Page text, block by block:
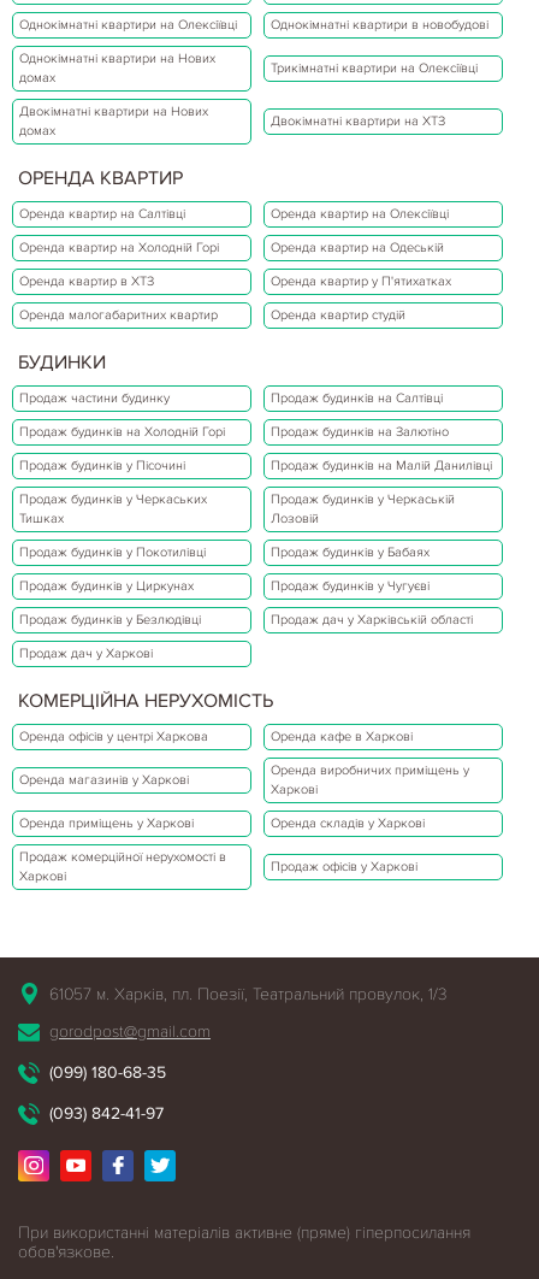
Однокімнатні квартири на Олексіївці Однокімнатні квартири в новобудові
Однокімнатні квартири на Нових
домах
Трикімнатні квартири на Олексіївці
Двокімнатні квартири на Нових
домах
Двокімнатні квартири на ХТЗ
ОРЕНДА КВАРТИР
Оренда квартир на Салтівці Оренда квартир на Олексіївці
Оренда квартир на Холодній Горі Оренда квартир на Одеській
Оренда квартир в ХТЗ Оренда квартир у П'ятихатках
Оренда малогабаритних квартир Оренда квартир студій
БУДИНКИ
Продаж частини будинку Продаж будинків на Салтівці
Продаж будинків на Холодній Горі Продаж будинків на Залютіно
Продаж будинків у Пісочині Продаж будинків на Малій Данилівці
Продаж будинків у Черкаських
Тишках
Продаж будинків у Черкаській
Лозовій
Продаж будинків у Покотилівці Продаж будинків у Бабаях
Продаж будинків у Циркунах Продаж будинків у Чугуєві
Продаж будинків у Безлюдівці Продаж дач у Харківській області
Продаж дач у Харкові
КОМЕРЦІЙНА НЕРУХОМІСТЬ
Оренда офісів у центрі Харкова Оренда кафе в Харкові
Оренда магазинів у Харкові
Оренда виробничих приміщень у
Харкові
Оренда приміщень у Харкові Оренда складів у Харкові
Продаж комерційної нерухомості в
Харкові
Продаж офісів у Харкові
61057 м. Харків, пл. Поезії, Театральний провулок, 1/3
gorodpost@gmail.com
(099) 180-68-35
(093) 842-41-97
При використанні матеріалів активне (пряме) гіперпосилання
обов'язкове.